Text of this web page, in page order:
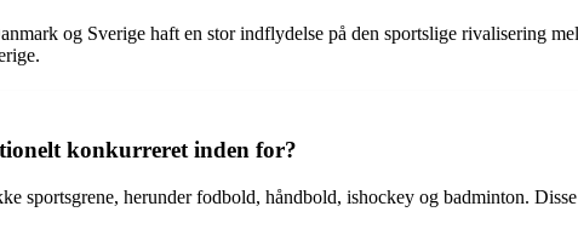
og Sverige haft en stor indflydelse på den sportslige rivalisering
konkurreret inden for?
sportsgrene, herunder fodbold, håndbold, ishockey og badminton.